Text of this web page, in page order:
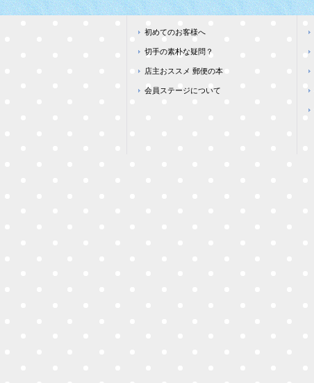
初めてのお客様へ
切手の素朴な疑問？
店主おススメ 郵便の本
会員ステージについて